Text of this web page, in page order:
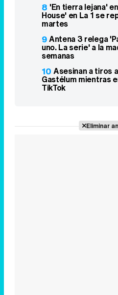
8 'En tierra lejana'
House' en La 1 se
martes
9Antena 3 relega
uno. La serie' a la
semanas
10 Asesinan a tiros
Gastélum mientras
TikTok
Eliminar